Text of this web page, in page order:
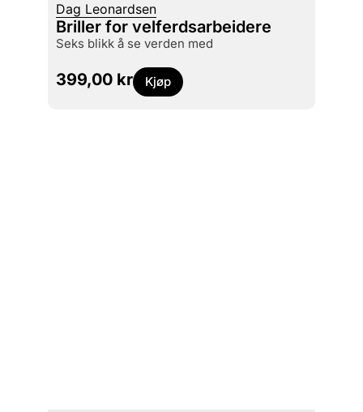
Dag Leonardsen
Briller for velferdsarbeidere
seks blikk å se verden med
399,00 kr Kjøp